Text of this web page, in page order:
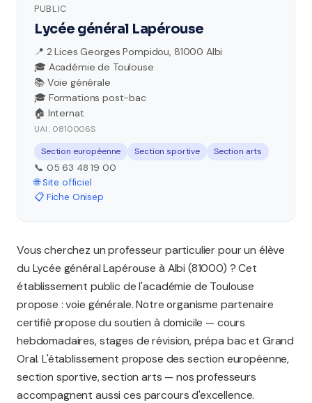
PUBLIC
Lycée général Lapérouse
📍 2 Lices Georges Pompidou, 81000 Albi
🎓 Académie de Toulouse
📚 Voie générale
🎓 Formations post-bac
🏠 Internat
UAI : 0810006S
Section européenne
Section sportive Section arts
📞 05 63 48 19 00
🌐 Site officiel
📋 Fiche Onisep
Vous cherchez un professeur particulier pour un élève
du Lycée général Lapérouse à Albi (81000) ? Cet
établissement public de l'académie de Toulouse
propose : voie générale. Notre organisme partenaire
certifié propose du soutien à domicile — cours
hebdomadaires, stages de révision, prépa bac et Grand
Oral. L'établissement propose des section européenne,
section sportive, section arts — nos professeurs
accompagnent aussi ces parcours d'excellence.